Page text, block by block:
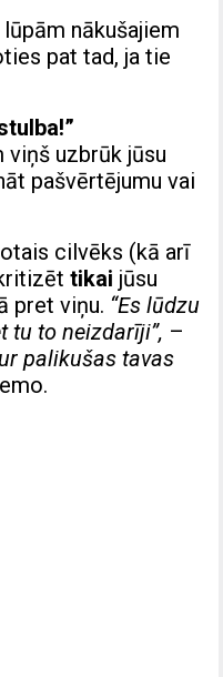
nākušajiem
pat tad, ja tie
viņš uzbrūk jūsu
pašvērtējumu vai
cilvēks (kā arī
tikai jūsu
pret viņu. “Es lūdzu
tu to neizdarīji”, –
palikušas tavas